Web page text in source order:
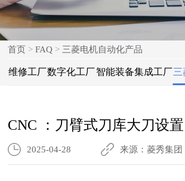
首页 >FAQ > 三菱电机自动化产品
维修工厂数字化工厂智能装备集成工厂三
CNC ：刀臂式刀库大刀设置
2025-04-28 来源：菱秀集团